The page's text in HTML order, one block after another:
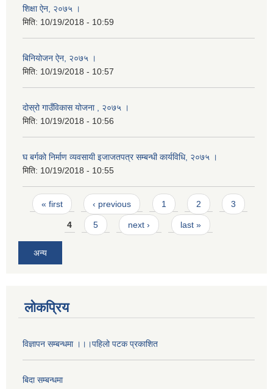
शिक्षा ऐन, २०७५ ।
मिति: 10/19/2018 - 10:59
बिनियोजन ऐन, २०७५ ।
मिति: 10/19/2018 - 10:57
दोस्रो गाउँविकास योजना , २०७५ ।
मिति: 10/19/2018 - 10:56
घ बर्गको निर्माण व्यवसायी इजाजतपत्र सम्बन्धी कार्यविधि, २०७५ ।
मिति: 10/19/2018 - 10:55
Pages
« first ‹ previous 1 2 3
4 5 next › last »
अन्य
लोकप्रिय
विज्ञापन सम्बन्धमा ।।।पहिलो पटक प्रकाशित
बिदा सम्बन्धमा